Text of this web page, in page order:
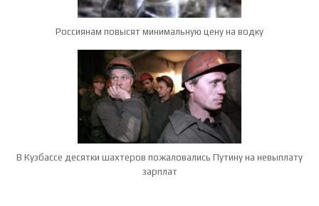
Россиянам повысят минимальную цену на водку
В Кузбассе десятки шахтеров пожаловались Путину на невыплату
зарплат